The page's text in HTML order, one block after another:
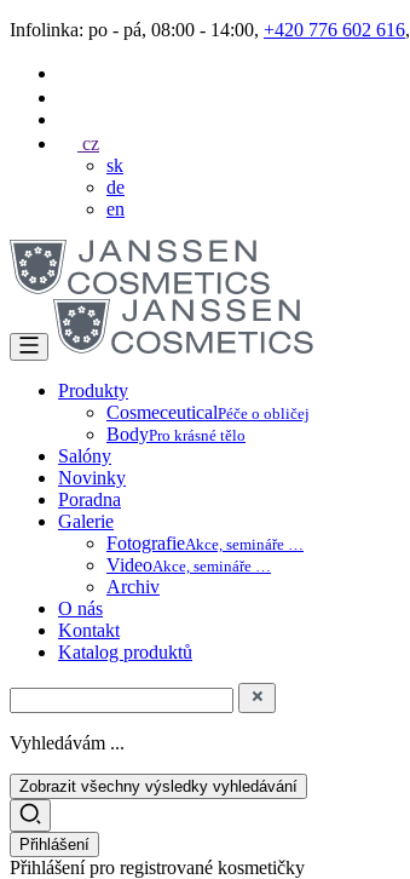
Infolinka: po - pá, 08:00 - 14:00, +420 776 602 616,
cz
sk
de
en
Produkty
CosmeceuticalPéče o obličej
BodyPro krásné tělo
Salóny
Novinky
Poradna
Galerie
FotografieAkce, semináře …
VideoAkce, semináře …
Archiv
O nás
Kontakt
Katalog produktů
Vyhledávám ...
Zobrazit všechny výsledky vyhledávání
Přihlášení
Přihlášení pro registrované kosmetičky